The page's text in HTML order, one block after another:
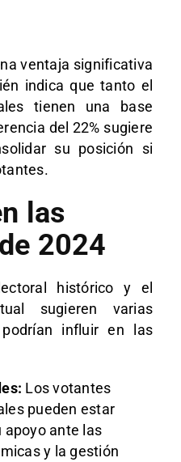
ventaja significativa
indica que tanto el
tienen una base
del 22% sugiere
su posición si
las
2024
histórico y el
sugieren varias
influir en las
Los votantes
pueden estar
apoyo ante las
y la gestión